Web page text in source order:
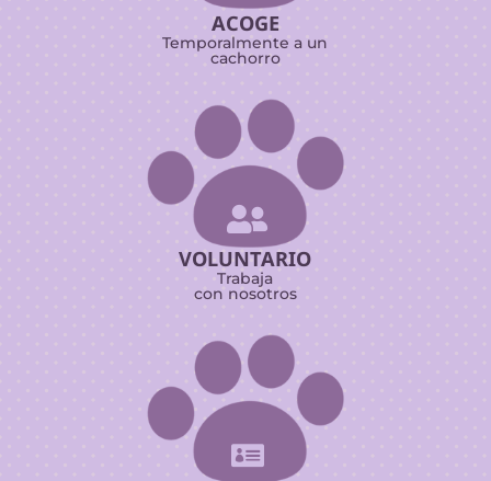
ACOGE
Temporalmente a un
cachorro

VOLUNTARIO
Trabaja
con nosotros
